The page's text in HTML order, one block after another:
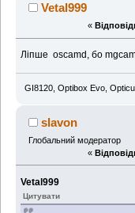
Vetal999
«
Ліпше oscamd, бо
GI8120, Optibox Evo,
slavon
Глобальний модератор
«
Vetal999
Цитувати